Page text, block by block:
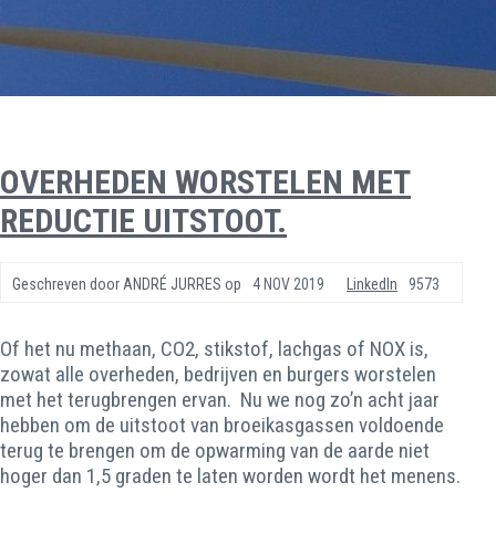
OVERHEDEN WORSTELEN MET
REDUCTIE UITSTOOT.
Geschreven door ANDRÉ JURRES op 4 NOV 2019 9573
LinkedIn
Of het nu methaan, CO2, stikstof, lachgas of NOX is,
zowat alle overheden, bedrijven en burgers worstelen
met het terugbrengen ervan. Nu we nog zo’n acht jaar
hebben om de uitstoot van broeikasgassen voldoende
terug te brengen om de opwarming van de aarde niet
hoger dan 1,5 graden te laten worden wordt het menens.